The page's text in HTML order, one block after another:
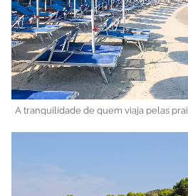
A tranquilidade de quem viaja pelas